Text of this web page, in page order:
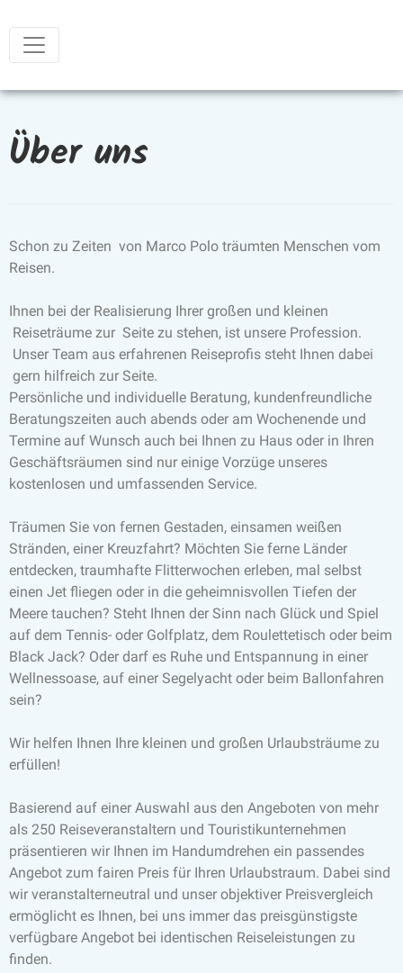
Über uns
Schon zu Zeiten von Marco Polo träumten Menschen vom
Reisen.
Ihnen bei der Realisierung Ihrer großen und kleinen
Reiseträume zur Seite zu stehen, ist unsere Profession.
Unser Team aus erfahrenen Reiseprofis steht Ihnen dabei
gern hilfreich zur Seite.
Persönliche und individuelle Beratung, kundenfreundliche
Beratungszeiten auch abends oder am Wochenende und
Termine auf Wunsch auch bei Ihnen zu Haus oder in Ihren
Geschäftsräumen sind nur einige Vorzüge unseres
kostenlosen und umfassenden Service.
Träumen Sie von fernen Gestaden, einsamen weißen
Stränden, einer Kreuzfahrt? Möchten Sie ferne Länder
entdecken, traumhafte Flitterwochen erleben, mal selbst
einen Jet fliegen oder in die geheimnisvollen Tiefen der
Meere tauchen? Steht Ihnen der Sinn nach Glück und Spiel
auf dem Tennis- oder Golfplatz, dem Roulettetisch oder beim
Black Jack? Oder darf es Ruhe und Entspannung in einer
Wellnessoase, auf einer Segelyacht oder beim Ballonfahren
sein?
Wir helfen Ihnen Ihre kleinen und großen Urlaubsträume zu
erfüllen!
Basierend auf einer Auswahl aus den Angeboten von mehr
als 250 Reiseveranstaltern und Touristikunternehmen
präsentieren wir Ihnen im Handumdrehen ein passendes
Angebot zum fairen Preis für Ihren Urlaubstraum. Dabei sind
wir veranstalterneutral und unser objektiver Preisvergleich
ermöglicht es Ihnen, bei uns immer das preisgünstigste
verfügbare Angebot bei identischen Reiseleistungen zu
finden.